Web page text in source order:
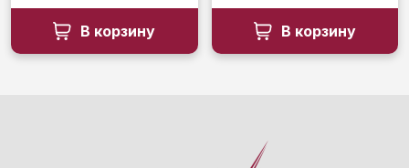
В корзину В корзину